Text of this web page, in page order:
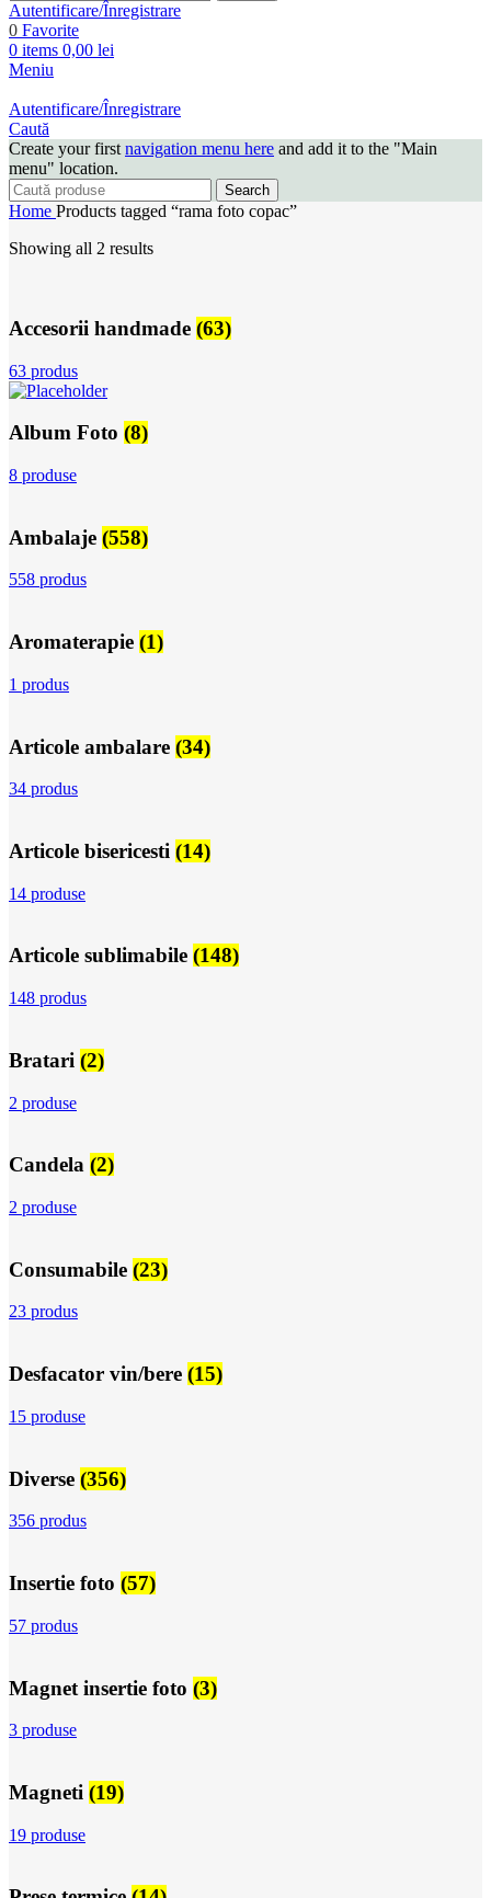
Autentificare/Înregistrare
0 Favorite
0 items 0,00 lei
Meniu
Autentificare/Înregistrare
Caută
Create your first navigation menu here and add it to the "Main
menu" location.
Search
Home Products tagged “rama foto copac”
Showing all 2 results
Accesorii handmade (63)
63 produs
Album Foto (8)
8 produse
Ambalaje (558)
558 produs
Aromaterapie (1)
1 produs
Articole ambalare (34)
34 produs
Articole bisericesti (14)
14 produse
Articole sublimabile (148)
148 produs
Bratari (2)
2 produse
Candela (2)
2 produse
Consumabile (23)
23 produs
Desfacator vin/bere (15)
15 produse
Diverse (356)
356 produs
Insertie foto (57)
57 produs
Magnet insertie foto (3)
3 produse
Magneti (19)
19 produse